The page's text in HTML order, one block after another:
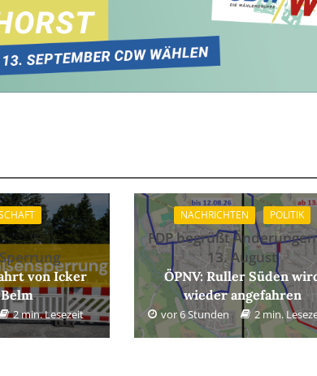
von Icker
2 min. Lesezeit
NACHRICHTEN POLITIK
FDP begrüßt
13. August
ÖPNV: Ruller Süden
wieder angefahren
vor 6 Stunden 2 min.